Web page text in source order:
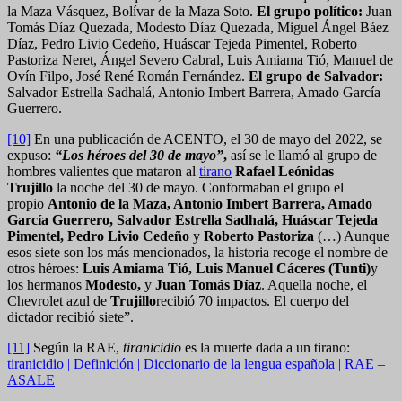
la Maza Vásquez, Bolívar de la Maza Soto. El grupo político: Juan
Tomás Díaz Quezada, Modesto Díaz Quezada, Miguel Ángel Báez
Díaz, Pedro Livio Cedeño, Huáscar Tejeda Pimentel, Roberto
Pastoriza Neret, Ángel Severo Cabral, Luis Amiama Tió, Manuel de
Ovín Filpo, José René Román Fernández. El grupo de Salvador:
Salvador Estrella Sadhalá, Antonio Imbert Barrera, Amado García
Guerrero.
[10] En una publicación de ACENTO, el 30 de mayo del 2022, se
expuso: “Los héroes del 30 de mayo”, así se le llamó al grupo de
hombres valientes que mataron al tirano Rafael Leónidas
Trujillo la noche del 30 de mayo. Conformaban el grupo el
propio Antonio de la Maza, Antonio Imbert Barrera, Amado
García Guerrero, Salvador Estrella Sadhalá, Huáscar Tejeda
Pimentel, Pedro Livio Cedeño y Roberto Pastoriza (…) Aunque
esos siete son los más mencionados, la historia recoge el nombre de
otros héroes: Luis Amiama Tió, Luis Manuel Cáceres (Tunti)y
los hermanos Modesto, y Juan Tomás Díaz. Aquella noche, el
Chevrolet azul de Trujillorecibió 70 impactos. El cuerpo del
dictador recibió siete”.
[11] Según la RAE, tiranicidio es la muerte dada a un tirano:
tiranicidio | Definición | Diccionario de la lengua española | RAE –
ASALE